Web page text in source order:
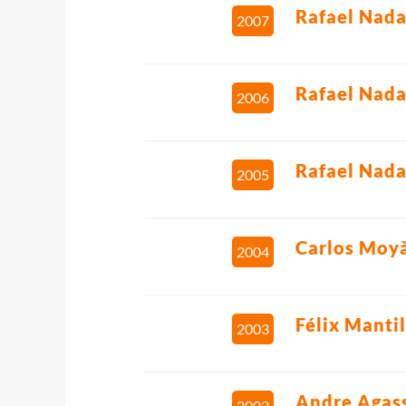
2007 Rafael
2006 Rafael
2005 Rafael
2004 Carlos
2003 Félix
Andre